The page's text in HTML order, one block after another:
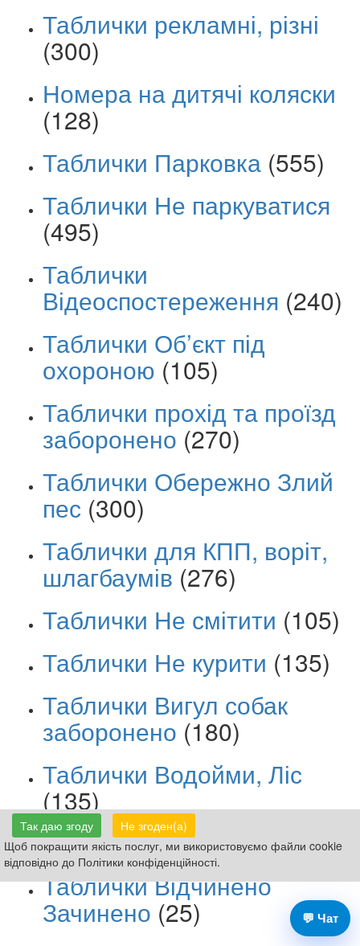
Так даю згоду
Не згоден(а)
Щоб покращити якість послуг, ми використовуємо файли cookie
відповідно до Політики конфіденційності.
Таблички рекламні, різні
(300)
Номера на дитячі коляски
(128)
Таблички Парковка (555)
Таблички Не паркуватися
(495)
Таблички
Відеоспостереження (240)
Таблички Об’єкт під
охороною (105)
Таблички прохід та проїзд
заборонено (270)
Таблички Обережно Злий
пес (300)
Таблички для КПП, воріт,
шлагбаумів (276)
Таблички Не смітити (105)
Таблички Не курити (135)
Таблички Вигул собак
заборонено (180)
Таблички Водойми, Ліс
(135)
Дорожні знаки ПДР(44)
Таблички Відчинено
Зачинено (25)
💬 Чат